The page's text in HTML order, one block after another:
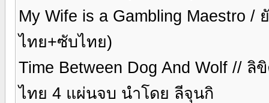
My Wife is a Gambling Maestro
ไทย+ซับไทย)
Time Between Dog And Wolf //
ไทย 4 แผ่นจบ นำโดย ลีจุนกิ